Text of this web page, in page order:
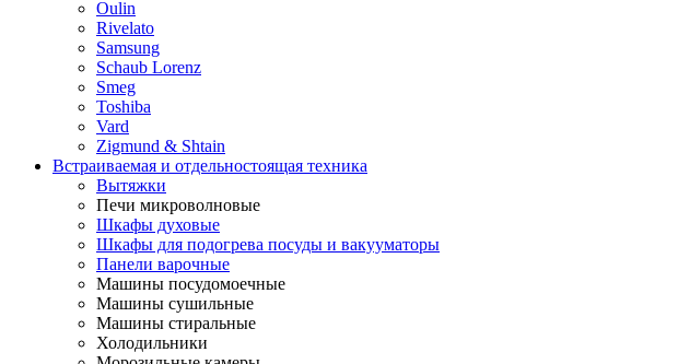
Oulin
Rivelato
Samsung
Schaub Lorenz
Smeg
Toshiba
Vard
Zigmund & Shtain
Встраиваемая и отдельностоящая техника
Вытяжки
Печи микроволновые
Шкафы духовые
Шкафы для подогрева посуды и вакууматоры
Панели варочные
Машины посудомоечные
Машины сушильные
Машины стиральные
Холодильники